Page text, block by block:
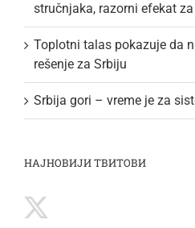
stručnjaka, razorni efekat
Toplotni talas pokazuje da
rešenje za Srbiju
Srbija gori – vreme je za
НАЈНОВИЈИ ТВИТОВИ